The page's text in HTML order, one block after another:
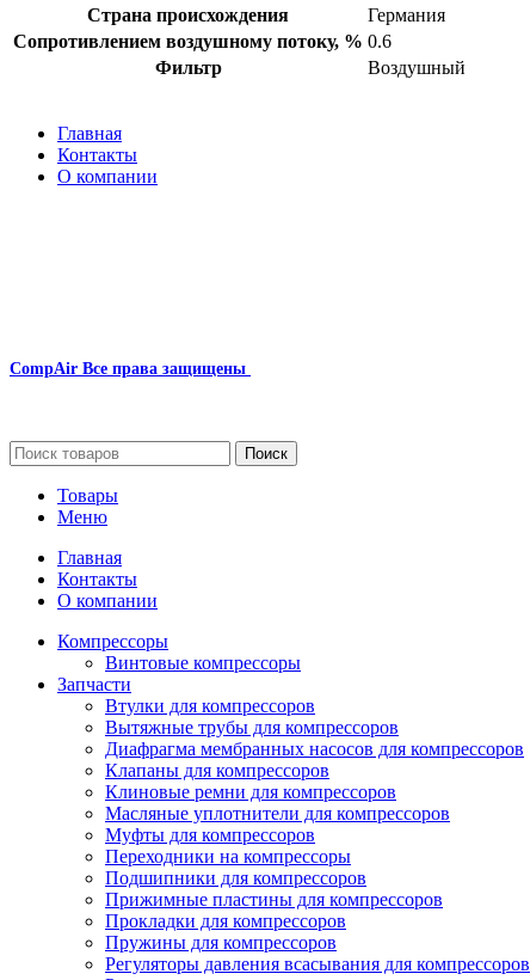
Страна происхождения
Германия
Сопротивлением воздушному потоку, % 0.6
Фильтр
Воздушный
Главная
Контакты
О компании
CompAir Все права защищены
Поиск
Товары
Меню
Главная
Контакты
О компании
Компрессоры
Винтовые компрессоры
Запчасти
Втулки для компрессоров
Вытяжные трубы для компрессоров
Диафрагма мембранных насосов для компрессоров
Клапаны для компрессоров
Клиновые ремни для компрессоров
Масляные уплотнители для компрессоров
Муфты для компрессоров
Переходники на компрессоры
Подшипники для компрессоров
Прижимные пластины для компрессоров
Прокладки для компрессоров
Пружины для компрессоров
Регуляторы давления всасывания для компрессоров